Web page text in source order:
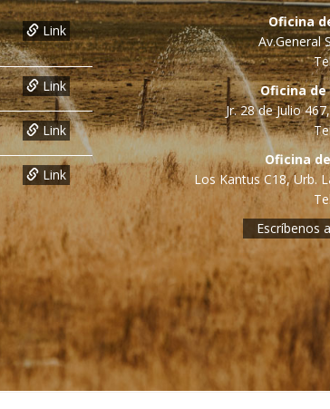
Link
Link
Link
Link
Oficina
Av.General
Oficina de
Jr. 28 de Julio
Oficina
Los Kantus C18, Urb.
Escríbenos a